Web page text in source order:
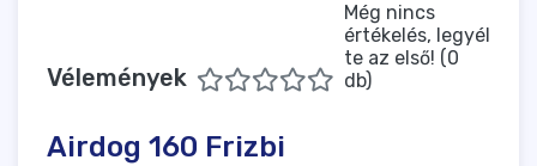
Vélemények
Még nincs
értékelés, legyél
te az első! (0
db)
Airdog 160 Frizbi